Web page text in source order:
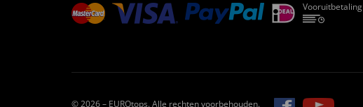
Vooruitbetaling
© 2026 – EUROtops. Alle rechten voorbehouden.